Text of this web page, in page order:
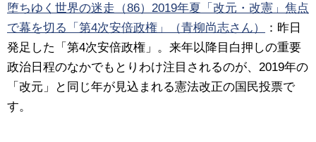
堕ちゆく世界の迷走（86）2019年夏「改元・改憲」焦点
で幕を切る「第4次安倍政権」（青柳尚志さん）
： 昨日
発足した「第4次安倍政権」。来年以降目白押しの重要
政治日程のなかでもとりわけ注目されるのが、2019年の
「改元」と同じ年が見込まれる憲法改正の国民投票で
す。